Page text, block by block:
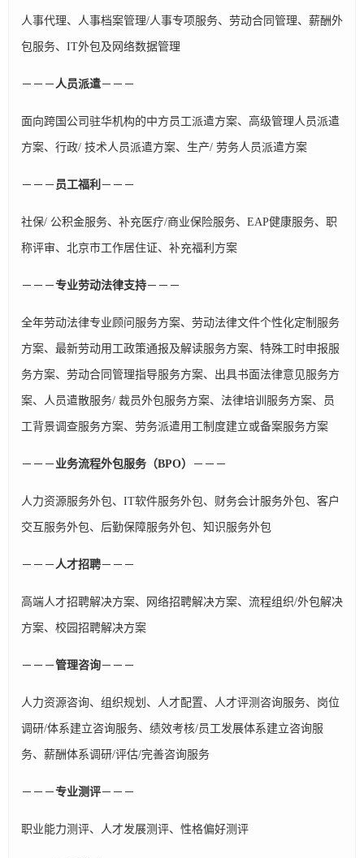
人事代理、人事档案管理/人事专项服务、劳动合同管理、薪酬外
包服务、IT外包及网络数据管理
－－－人员派遣－－－
面向跨国公司驻华机构的中方员工派遣方案、高级管理人员派遣
方案、行政/ 技术人员派遣方案、生产/ 劳务人员派遣方案
－－－ 员工福利 －－－
社保/ 公积金服务、补充医疗/商业保险服务、EAP健康服务、职
称评审、北京市工作居住证、补充福利方案
－－－专业劳动法律支持－－－
全年劳动法律专业顾问服务方案、劳动法律文件个性化定制服务
方案、最新劳动用工政策通报及解读服务方案、特殊工时申报服
务方案、劳动合同管理指导服务方案、出具书面法律意见服务方
案、人员遣散服务/ 裁员外包服务方案、法律培训服务方案、员
工背景调查服务方案、劳务派遣用工制度建立或备案服务方案
－－－ 业务流程外包服务（BPO） －－－
人力资源服务外包、IT软件服务外包、财务会计服务外包、客户
交互服务外包、后勤保障服务外包、知识服务外包
－－－人才招聘－－－
高端人才招聘解决方案、网络招聘解决方案、流程组织/外包解决
方案、校园招聘解决方案
－－－管理咨询－－－
人力资源咨询、组织规划、人才配置、人才评测咨询服务、岗位
调研/体系建立咨询服务、绩效考核/员工发展体系建立咨询服
务、薪酬体系调研/评估/完善咨询服务
－－－专业测评－－－
职业能力测评、人才发展测评、性格偏好测评